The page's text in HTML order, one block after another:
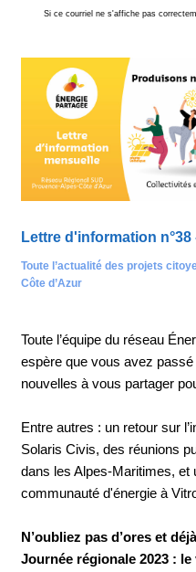
Si ce courriel ne s'affiche pas
Lettre d'information n°38
Toute l’actualité des projets
Côte d’Azur
Toute l’équipe du réseau
espère que vous avez passé
nouvelles à vous partager
Entre autres : un retour sur
Solaris Civis, des réunions
dans les Alpes-Maritimes, et
communauté d'énergie à
N’oubliez pas d’ores et
Journée régionale 2023 :